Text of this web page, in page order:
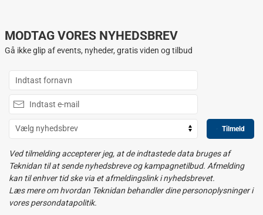
MODTAG VORES NYHEDSBREV
Gå ikke glip af events, nyheder, gratis viden og tilbud
Tilmeld
Ved tilmelding accepterer jeg, at de indtastede data bruges af
Teknidan til at sende nyhedsbreve og kampagnetilbud. Afmelding
kan til enhver tid ske via et afmeldingslink i nyhedsbrevet.
Læs mere om hvordan Teknidan behandler dine personoplysninger i
vores persondatapolitik.